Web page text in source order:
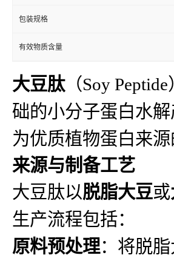
包装规格
有效物质含量
大豆肽（Soy
础的小分子蛋白水
为优质植物蛋白来
来源与制备工艺
大豆肽以脱脂大豆或
生产流程包括：
原料预处理：将脱